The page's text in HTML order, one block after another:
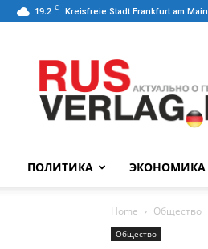
19.2 C Kreisfreie Stadt Frankfurt am Main
ПОЛИТИКА ЭКОНОМИКА
Home Общество
Общество